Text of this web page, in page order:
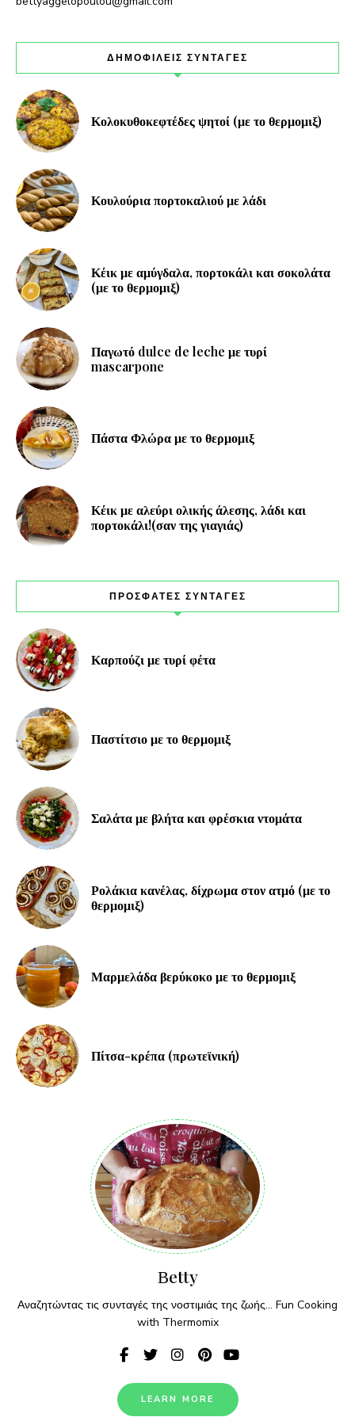
ΔΗΜΟΦΙΛΕΙΣ ΣΥΝΤΑΓΕΣ
Κολοκυθοκεφτέδες ψητοί (με το θερμομιξ)
Κουλούρια πορτοκαλιού με λάδι
Κέικ με αμύγδαλα, πορτοκάλι και σοκολάτα
(με το θερμομιξ)
Παγωτό dulce de leche με τυρί
mascarpone
Πάστα Φλώρα με το θερμομιξ
Κέικ με αλεύρι ολικής άλεσης, λάδι και
πορτοκάλι!(σαν της γιαγιάς)
ΠΡΟΣΦΑΤΕΣ ΣΥΝΤΑΓΕΣ
Καρπούζι με τυρί φέτα
Παστίτσιο με το θερμομιξ
Σαλάτα με βλήτα και φρέσκια ντομάτα
Ρολάκια κανέλας, δίχρωμα στον ατμό (με το
θερμομιξ)
Μαρμελάδα βερύκοκο με το θερμομιξ
Πίτσα-κρέπα (πρωτεϊνική)
Βetty
Αναζητώντας τις συνταγές της νοστιμιάς της ζωής... Fun Cooking
with Thermomix
LEARN MORE